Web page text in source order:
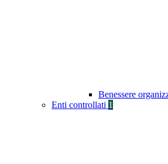
Benessere
Enti controllati 1